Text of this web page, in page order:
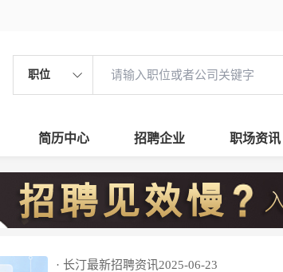
职位
简历中心 招聘企业 职场资讯
· 长汀最新招聘资讯2025-06-23